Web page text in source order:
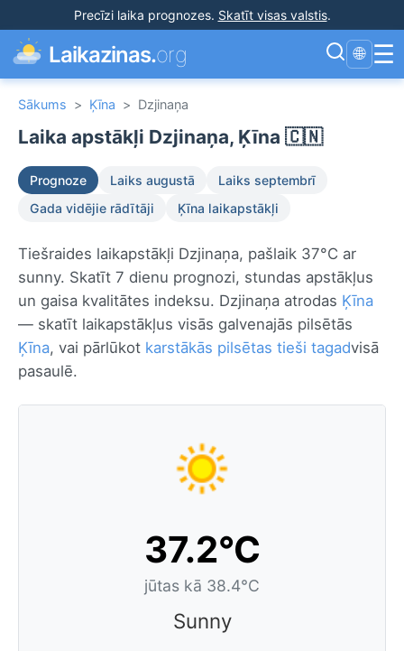
Precīzi laika prognozes. Skatīt visas valstis.
Laikazinas.org 🌐 ☰
Sākums > Ķīna > Dzjinaņa
Laika apstākļi Dzjinaņa, Ķīna 🇨🇳
Prognoze Laiks augustā
Laiks septembrī
Gada vidējie rādītāji
Ķīna laikapstākļi
Tiešraides laikapstākļi Dzjinaņa, pašlaik 37°C ar
sunny. Skatīt 7 dienu prognozi, stundas apstākļus
un gaisa kvalitātes indeksu. Dzjinaņa atrodas Ķīna
— skatīt laikapstākļus visās galvenajās pilsētās
Ķīna, vai pārlūkot karstākās pilsētas tieši tagadvisā
pasaulē.
37.2°C
jūtas kā 38.4°C
Sunny